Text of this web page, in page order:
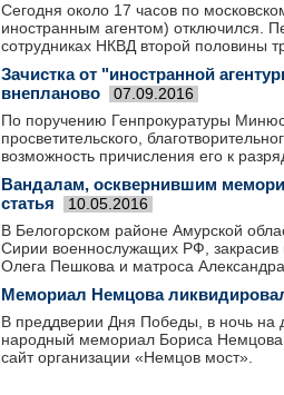
Сегодня около 17 часов по
иностранным агентом) отключился.
сотрудниках НКВД второй половины
Зачистка от "иностранной
внепланово
07.09.2016
По поручению Генпрокуратуры
просветительского,
возможность причисления его к
Вандалам, осквернившим
статья
10.05.2016
В Белогорском районе Амурской
Сирии военнослужащих РФ, закрасив
Олега Пешкова и матроса
Мемориал Немцова
В преддверии Дня Победы, в ночь на
народный мемориал Бориса
сайт организации «Немцов мост».